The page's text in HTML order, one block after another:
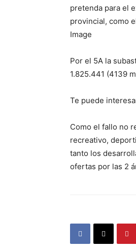
pretenda para el
provincial, como
Image
Por el 5A la
1.825.441 (4139
Te puede
Como el fallo no
recreativo,
tanto los
ofertas por las 2